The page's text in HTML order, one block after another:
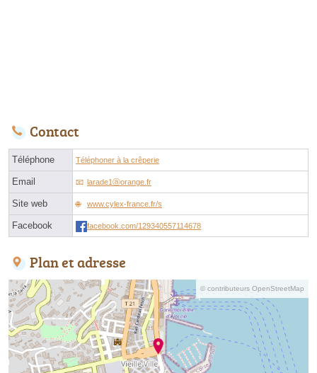
Contact
Téléphone Téléphoner à la crêperie
Email larade1ⓐorange.fr
Site web www.cylex-france.fr/s
Facebook facebook.com/129340557114678
Plan et adresse
© contributeurs OpenStreetMap